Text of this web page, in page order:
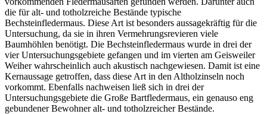
die für alt- und totholzreiche Bestände typische
Bechsteinfledermaus. Diese Art ist besonders aussagekräftig für die
Untersuchung, da sie in ihren Vermehrungsrevieren viele
Baumhöhlen benötigt. Die Bechsteinfledermaus wurde in drei der
vier Untersuchungsgebiete gefangen und im vierten am Geisweiler
Weiher wahrscheinlich auch akustisch nachgewiesen. Damit ist eine
Kernaussage getroffen, dass diese Art in den Altholzinseln noch
vorkommt. Ebenfalls nachweisen ließ sich in drei der
Untersuchungsgebiete die Große Bartfledermaus, ein genauso eng
gebundener Bewohner alt- und totholzreicher Bestände.